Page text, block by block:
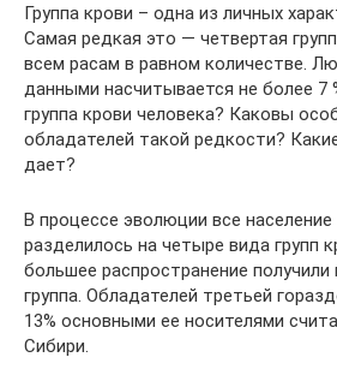
Группа крови – одна из личных
Самая редкая это — четвертая
всем расам в равном количестве.
данными насчитывается не более 7
группа крови человека? Каковы
обладателей такой редкости?
дает?
В процессе эволюции все
разделилось на четыре вида групп
большее распространение получили
группа. Обладателей третьей
13% основными ее носителями
Сибири.